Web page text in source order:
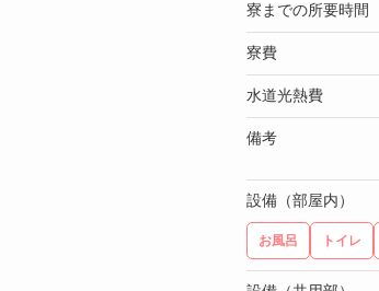
寮までの所要時間
寮費
水道光熱費
備考
設備（部屋内）
お風呂 トイレ